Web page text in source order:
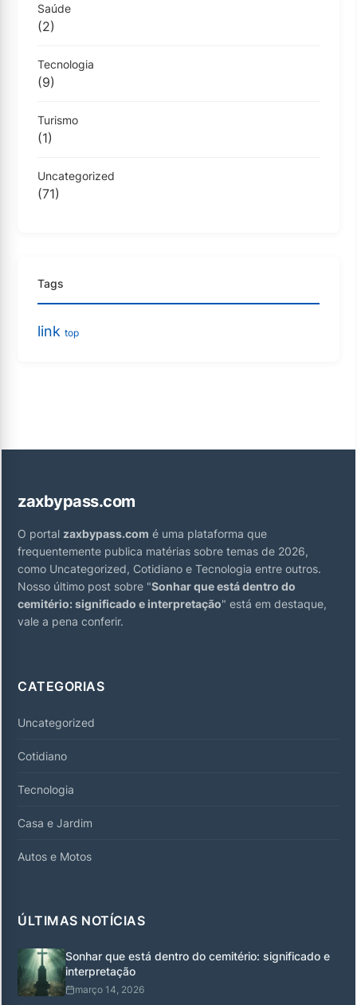
Saúde
(2)
Tecnologia
(9)
Turismo
(1)
Uncategorized
(71)
Tags
link top
zaxbypass.com
O portal zaxbypass.com é uma plataforma que
frequentemente publica matérias sobre temas de 2026,
como Uncategorized, Cotidiano e Tecnologia entre outros.
Nosso último post sobre "Sonhar que está dentro do
cemitério: significado e interpretação" está em destaque,
vale a pena conferir.
CATEGORIAS
Uncategorized
Cotidiano
Tecnologia
Casa e Jardim
Autos e Motos
ÚLTIMAS NOTÍCIAS
Sonhar que está dentro do cemitério: significado e
interpretação
março 14, 2026